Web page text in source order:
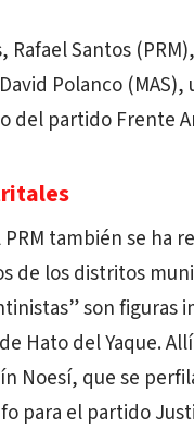
Rafael Santos
Polanco (MAS),
del partido Frente
también se ha
de los distritos
son figuras
Hato del Yaque.
Noesí, que se
para el partido